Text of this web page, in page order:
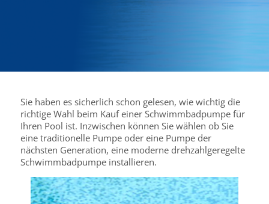
Sie haben es sicherlich schon gelesen, wie wichtig die
richtige Wahl beim Kauf einer Schwimmbadpumpe für
Ihren Pool ist. Inzwischen können Sie wählen ob Sie
eine traditionelle Pumpe oder eine Pumpe der
nächsten Generation, eine moderne drehzahlgeregelte
Schwimmbadpumpe installieren.